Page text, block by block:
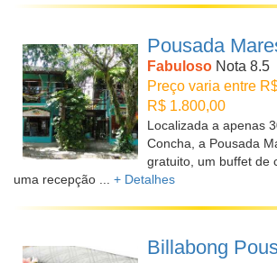
Pousada
Fabuloso Nota 8.5
Preço varia entre
R$ 1.800,00
Localizada a apenas
Concha, a Pousada
gratuito, um buffet de
uma recepção ... + Detalhes
Billabong